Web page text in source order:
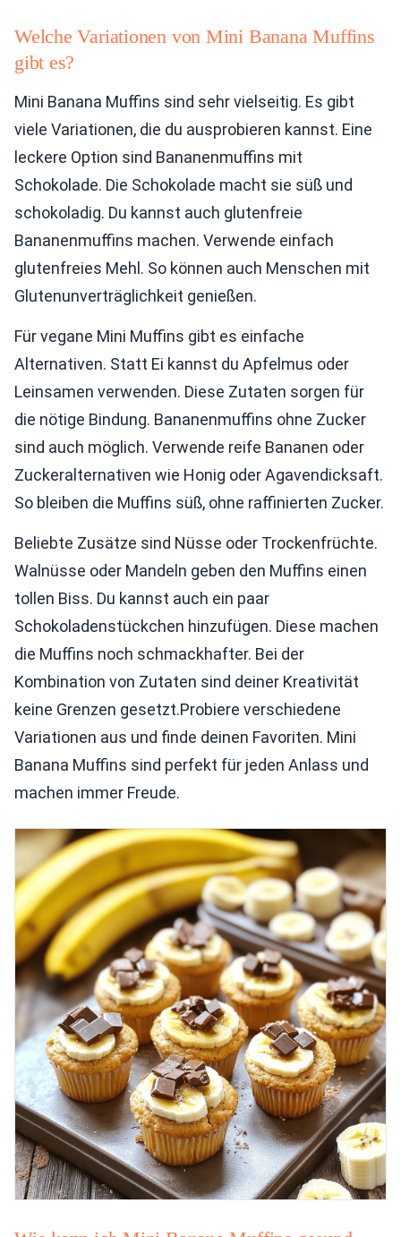
Welche Variationen von Mini Banana Muffins
gibt es?
Mini Banana Muffins sind sehr vielseitig. Es gibt
viele Variationen, die du ausprobieren kannst. Eine
leckere Option sind Bananenmuffins mit
Schokolade. Die Schokolade macht sie süß und
schokoladig. Du kannst auch glutenfreie
Bananenmuffins machen. Verwende einfach
glutenfreies Mehl. So können auch Menschen mit
Glutenunverträglichkeit genießen.
Für vegane Mini Muffins gibt es einfache
Alternativen. Statt Ei kannst du Apfelmus oder
Leinsamen verwenden. Diese Zutaten sorgen für
die nötige Bindung. Bananenmuffins ohne Zucker
sind auch möglich. Verwende reife Bananen oder
Zuckeralternativen wie Honig oder Agavendicksaft.
So bleiben die Muffins süß, ohne raffinierten Zucker.
Beliebte Zusätze sind Nüsse oder Trockenfrüchte.
Walnüsse oder Mandeln geben den Muffins einen
tollen Biss. Du kannst auch ein paar
Schokoladenstückchen hinzufügen. Diese machen
die Muffins noch schmackhafter. Bei der
Kombination von Zutaten sind deiner Kreativität
keine Grenzen gesetzt.Probiere verschiedene
Variationen aus und finde deinen Favoriten. Mini
Banana Muffins sind perfekt für jeden Anlass und
machen immer Freude.